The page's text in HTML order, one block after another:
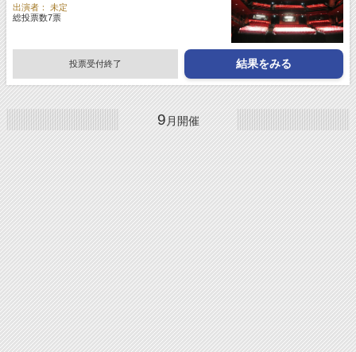
出演者：
未定
総投票数7票
投票受付終了 結果をみる
9月開催